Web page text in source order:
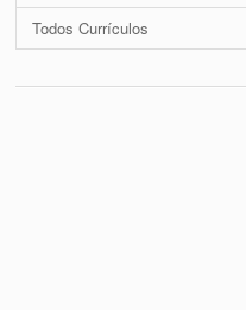
Todos Currículos